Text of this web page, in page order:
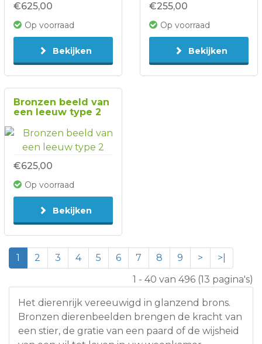
€625,00
Op voorraad
Bekijken
€255,00
Op voorraad
Bekijken
Bronzen beeld van
een leeuw type 2
€625,00
Op voorraad
Bekijken
1 2 3 4 5 6 7 8 9 >
>|
1 - 40 van 496 (13 pagina's)
Het dierenrijk vereeuwigd in glanzend brons.
Bronzen dierenbeelden brengen de kracht van
een stier, de gratie van een paard of de wijsheid